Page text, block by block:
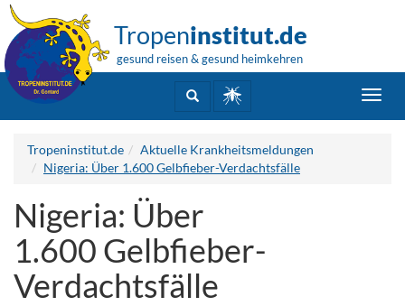
Tropeninstitut.de
gesund reisen & gesund heimkehren
Tropeninstitut.de
Aktuelle Krankheitsmeldungen
Nigeria: Über 1.600 Gelbfieber-Verdachtsfälle
Nigeria: Über
1.600 Gelbfieber-
Verdachtsfälle